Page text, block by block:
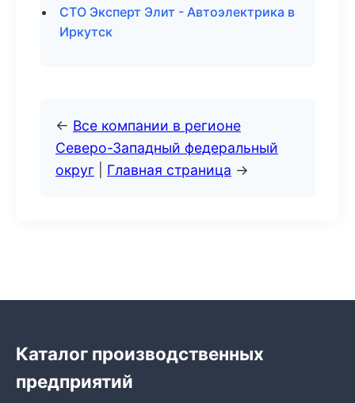
СТО Эксперт Элит - Автоэлектрика в
Иркутск
← Все компании в регионе
Северо-Западный федеральный
округ
Главная страница →
Каталог производственных
предприятий